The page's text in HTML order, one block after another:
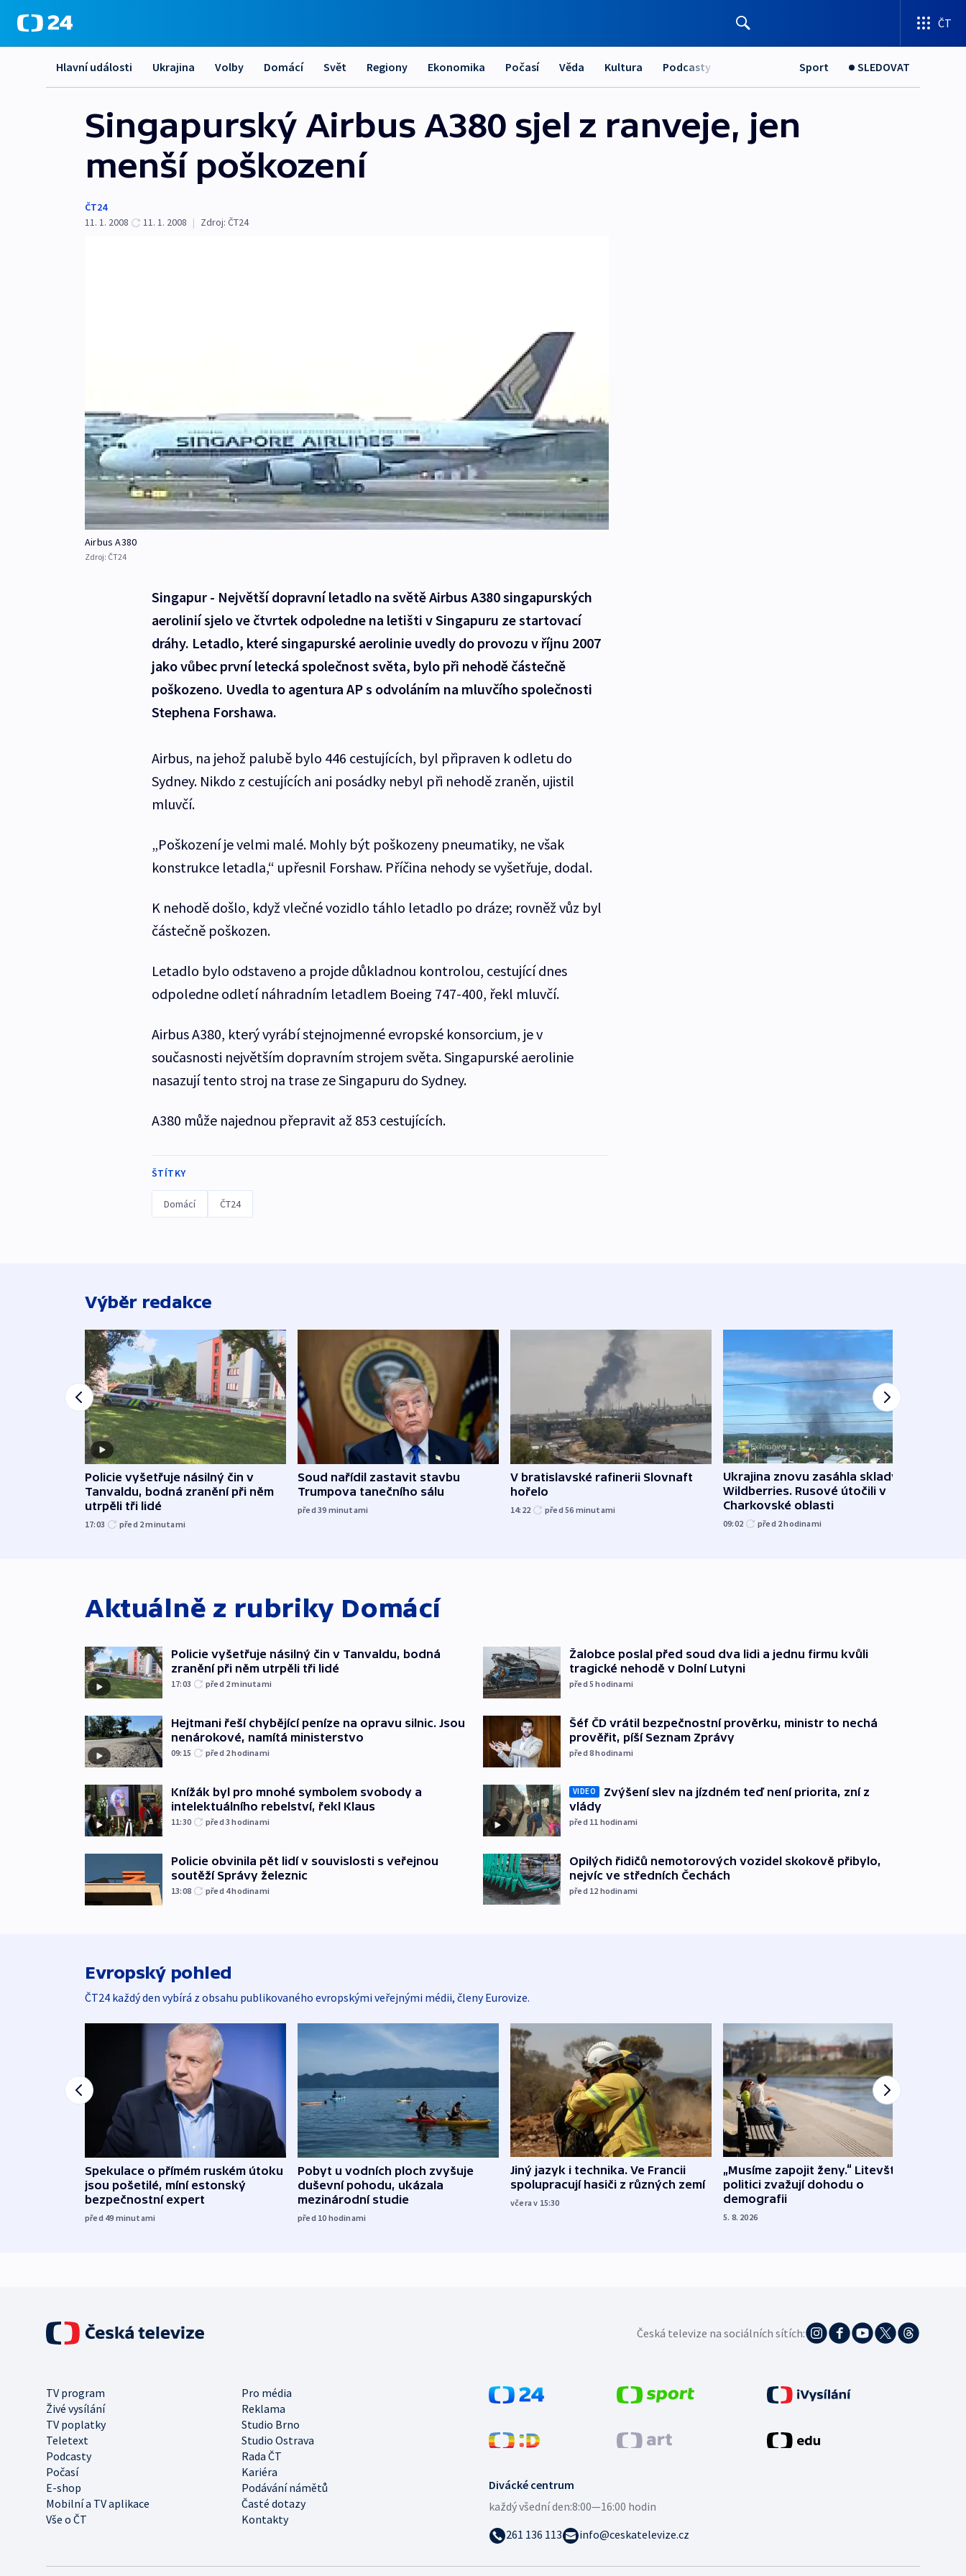
ČT
Hlavní události Ukrajina Volby Domácí Svět Regiony Ekonomika Počasí Věda Kultura Podcasty Sport SLEDOVAT
Singapurský Airbus A380 sjel z ranveje, jen
menší poškození
ČT24
11. 1. 2008
11. 1. 2008 | Zdroj: ČT24
Airbus A380
Zdroj: ČT24
Singapur - Největší dopravní letadlo na světě Airbus A380 singapurských
aerolinií sjelo ve čtvrtek odpoledne na letišti v Singapuru ze startovací
dráhy. Letadlo, které singapurské aerolinie uvedly do provozu v říjnu 2007
jako vůbec první letecká společnost světa, bylo při nehodě částečně
poškozeno. Uvedla to agentura AP s odvoláním na mluvčího společnosti
Stephena Forshawa.
Airbus, na jehož palubě bylo 446 cestujících, byl připraven k odletu do
Sydney. Nikdo z cestujících ani posádky nebyl při nehodě zraněn, ujistil
mluvčí.
„Poškození je velmi malé. Mohly být poškozeny pneumatiky, ne však
konstrukce letadla,“ upřesnil Forshaw. Příčina nehody se vyšetřuje, dodal.
K nehodě došlo, když vlečné vozidlo táhlo letadlo po dráze; rovněž vůz byl
částečně poškozen.
Letadlo bylo odstaveno a projde důkladnou kontrolou, cestující dnes
odpoledne odletí náhradním letadlem Boeing 747-400, řekl mluvčí.
Airbus A380, který vyrábí stejnojmenné evropské konsorcium, je v
současnosti největším dopravním strojem světa. Singapurské aerolinie
nasazují tento stroj na trase ze Singapuru do Sydney.
A380 může najednou přepravit až 853 cestujících.
ŠTÍTKY
Domácí ČT24
Výběr redakce
Policie vyšetřuje násilný čin v
Tanvaldu, bodná zranění při něm
utrpěli tři lidé
17:03 před 2minutami
Soud nařídil zastavit stavbu
Trumpova tanečního sálu
před 39 minutami
V bratislavské rafinerii Slovnaft
hořelo
14:22 před 56 minutami
Ukrajina znovu zasáhla sklady
Wildberries. Rusové útočili v
Charkovské oblasti
09:02 před 2hodinami
Aktuálně z rubriky Domácí
Policie vyšetřuje násilný čin v Tanvaldu, bodná
zranění při něm utrpěli tři lidé
17:03 před 2minutami
Hejtmani řeší chybějící peníze na opravu silnic. Jsou
nenárokové, namítá ministerstvo
09:15 před 2hodinami
Knížák byl pro mnohé symbolem svobody a
intelektuálního rebelství, řekl Klaus
11:30 před 3hodinami
Policie obvinila pět lidí v souvislosti s veřejnou
soutěží Správy železnic
13:08 před 4hodinami
Žalobce poslal před soud dva lidi a jednu firmu kvůli
tragické nehodě v Dolní Lutyni
před 5hodinami
Šéf ČD vrátil bezpečnostní prověrku, ministr to nechá
prověřit, píší Seznam Zprávy
před 8hodinami
VIDEO
Zvýšení slev na jízdném teď není priorita, zní z
vlády
před 11 hodinami
Opilých řidičů nemotorových vozidel skokově přibylo,
nejvíc ve středních Čechách
před 12 hodinami
Evropský pohled
ČT24 každý den vybírá z obsahu publikovaného evropskými veřejnými médii, členy Eurovize.
Spekulace o přímém ruském útoku
jsou pošetilé, míní estonský
bezpečnostní expert
před 49 minutami
Pobyt u vodních ploch zvyšuje
duševní pohodu, ukázala
mezinárodní studie
před 10 hodinami
Jiný jazyk i technika. Ve Francii
spolupracují hasiči z různých zemí
včera v 15:30
„Musíme zapojit ženy.“ Litevští
politici zvažují dohodu o
demografii
5. 8. 2026
Česká televize na sociálních sítích:
TV program
Pro média
Živé vysílání
Reklama
TV poplatky
Studio Brno
Teletext
Studio Ostrava
Podcasty
Rada ČT
Počasí
Kariéra
E-shop
Podávání námětů
Mobilní a TV aplikace
Časté dotazy
Vše o ČT
Kontakty
Divácké centrum
každý všední den:8:00—16:00 hodin
261 136 113
info@ceskatelevize.cz